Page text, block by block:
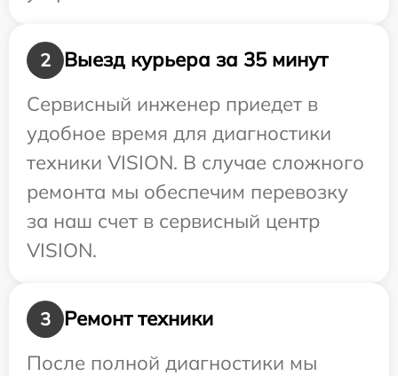
2
Выезд курьера за 35 минут
Сервисный инженер приедет в
удобное время для диагностики
техники VISION. В случае сложного
ремонта мы обеспечим перевозку
за наш счет в сервисный центр
VISION.
3
Ремонт техники
После полной диагностики мы